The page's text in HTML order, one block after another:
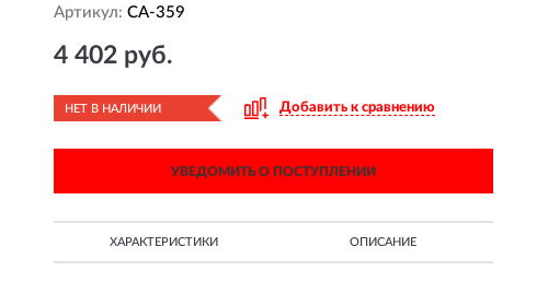
Артикул: CA-359
4 402 руб.
НЕТ В НАЛИЧИИ Добавить к сравнению
УВЕДОМИТЬ О ПОСТУПЛЕНИИ
ХАРАКТЕРИСТИКИ ОПИСАНИЕ